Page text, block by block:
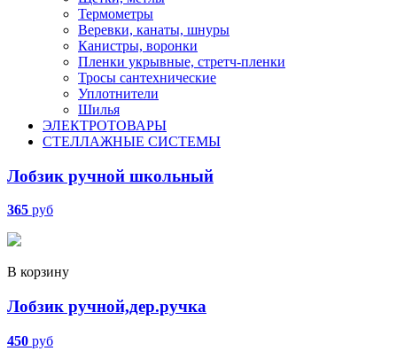
Термометры
Веревки, канаты, шнуры
Канистры, воронки
Пленки укрывные, стретч-пленки
Тросы сантехнические
Уплотнители
Шилья
ЭЛЕКТРОТОВАРЫ
СТЕЛЛАЖНЫЕ СИСТЕМЫ
Лобзик ручной школьный
365 руб
В корзину
Лобзик ручной,дер.ручка
450 руб